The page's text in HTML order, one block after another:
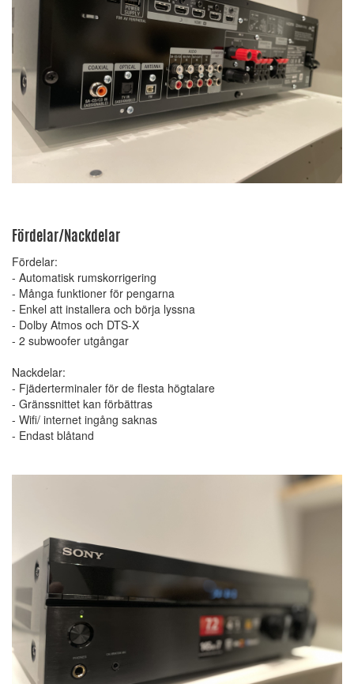
Fördelar/Nackdelar
Fördelar:
- Automatisk rumskorrigering
- Många funktioner för pengarna
- Enkel att installera och börja lyssna
- Dolby Atmos och DTS-X
- 2 subwoofer utgångar
Nackdelar:
- Fjäderterminaler för de flesta högtalare
- Gränssnittet kan förbättras
- Wifi/ internet ingång saknas
- Endast blåtand